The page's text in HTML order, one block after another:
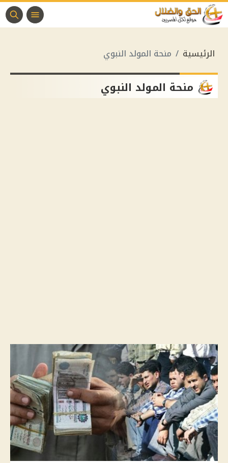
الرئيسية منحة المولد النبوي
منحة المولد النبوي